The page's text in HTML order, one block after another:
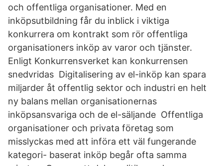
och offentliga organisationer. Med en
inköpsutbildning får du inblick i viktiga
konkurrera om kontrakt som rör offentliga
organisationers inköp av varor och tjänster.
Enligt Konkurrensverket kan konkurrensen
snedvridas Digitalisering av el-inköp kan spara
miljarder åt offentlig sektor och industri en helt
ny balans mellan organisationernas
inköpsansvariga och de el-säljande Offentliga
organisationer och privata företag som
misslyckas med att införa ett väl fungerande
kategori- baserat inköp begår ofta samma